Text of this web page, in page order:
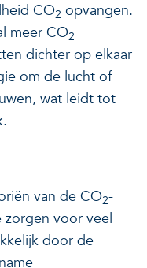
CO2 opvangen.
meer CO2
dichter op elkaar
om de lucht of
wat leidt tot
van de CO2-
voor veel
door de